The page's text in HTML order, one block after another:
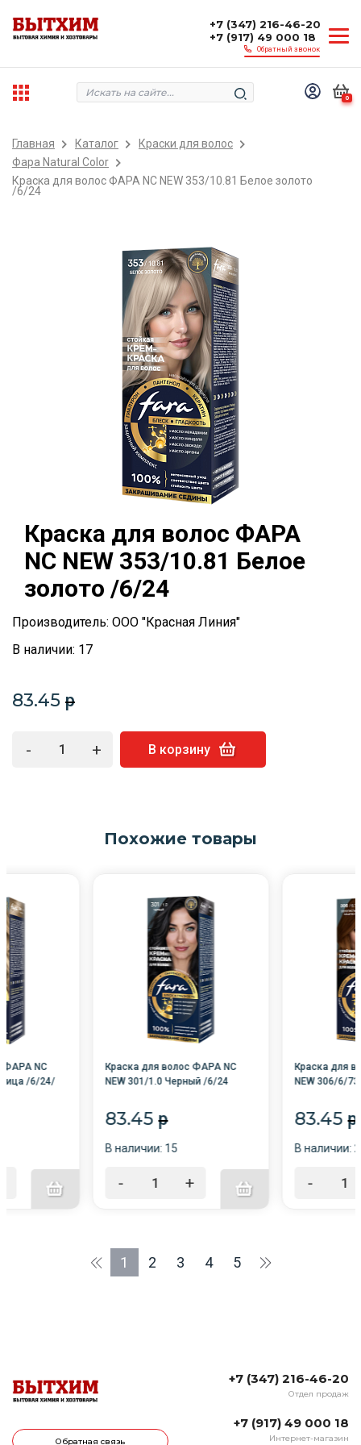
+7 (347) 216-46-20
+7 (917) 49 000 18
Обратный звонок
0
Главная Каталог
Краски для волос
Фара Natural Color
Краска для волос ФАРА NC NEW 353/10.81 Белое золото
/6/24
Краска для волос ФАРА
NC NEW 353/10.81 Белое
золото /6/24
Производитель: ООО "Красная Линия"
В наличии: 17
83.45 p
- + В корзину
Похожие товары
ФАРА NC
/6/24/
Краска для волос ФАРА NC
NEW 301/1.0 Черный /6/24
83.45 p
В наличии: 15
- +
Краска для
NEW 306/6/
83.45 p
В наличии:
-
1 2 3 4 5
Обратная связь
+7 (347) 216-46-20
Отдел продаж
+7 (917) 49 000 18
Интернет-магазин